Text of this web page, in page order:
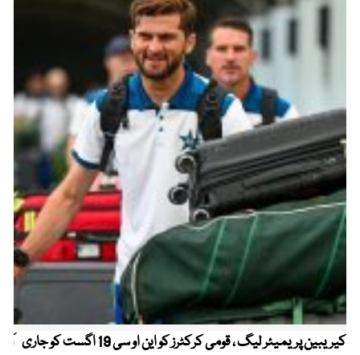
کیریبین پریمیئر لیگ ، قومی کرکٹرز کو این او سی 19 اگست کو جاری